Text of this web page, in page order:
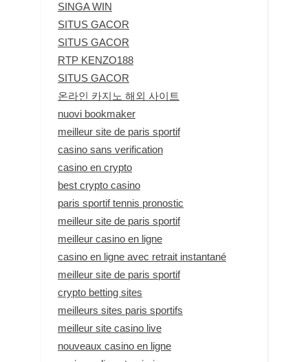
SINGA WIN
SITUS GACOR
SITUS GACOR
RTP KENZO188
SITUS GACOR
온라인 카지노 해외 사이트
nuovi bookmaker
meilleur site de paris sportif
casino sans verification
casino en crypto
best crypto casino
paris sportif tennis pronostic
meilleur site de paris sportif
meilleur casino en ligne
casino en ligne avec retrait instantané
meilleur site de paris sportif
crypto betting sites
meilleurs sites paris sportifs
meilleur site casino live
nouveaux casino en ligne